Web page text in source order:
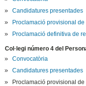
Candidatures presentades
Proclamació provisional de
Proclamació definitiva de
Col·legi número 4 del
Convocatòria
Candidatures presentades
Proclamació provisional de